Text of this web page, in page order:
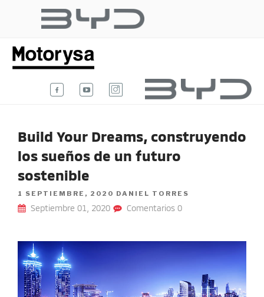
COLOMBIA
Build Your Dreams, construyendo
los sueños de un futuro
sostenible
POSTED
ON
1 SEPTIEMBRE, 2020 DANIEL TORRES
Septiembre 01, 2020 Comentarios 0